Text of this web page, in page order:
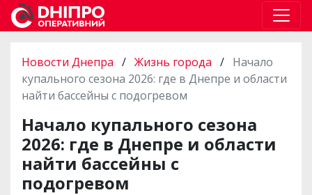
Новости Днепра / Жизнь города / Начало
купального сезона 2026: где в Днепре и области
найти бассейны с подогревом
Начало купального сезона
2026: где в Днепре и области
найти бассейны с
подогревом